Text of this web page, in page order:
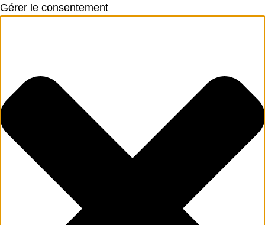
Gérer le consentement